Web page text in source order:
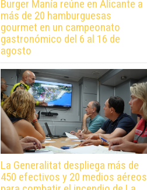
Burger Manía reúne en Alicante a
más de 20 hamburguesas
gourmet en un campeonato
gastronómico del 6 al 16 de
agosto
La Generalitat despliega más de
450 efectivos y 20 medios aéreos